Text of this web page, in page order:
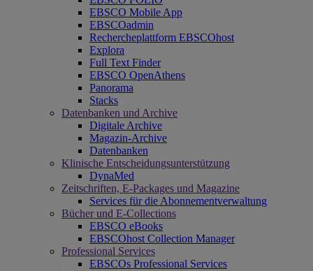
EBSCO Mobile App
EBSCOadmin
Rechercheplattform EBSCOhost
Explora
Full Text Finder
EBSCO OpenAthens
Panorama
Stacks
Datenbanken und Archive
Digitale Archive
Magazin-Archive
Datenbanken
Klinische Entscheidungsunterstützung
DynaMed
Zeitschriften, E-Packages und Magazine
Services für die Abonnementverwaltung
Bücher und E-Collections
EBSCO eBooks
EBSCOhost Collection Manager
Professional Services
EBSCOs Professional Services